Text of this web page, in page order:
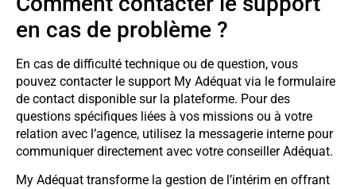
en cas de problème ?
En cas de difficulté technique ou de question, vous
pouvez contacter le support My Adéquat via le formulaire
de contact disponible sur la plateforme. Pour des
questions spécifiques liées à vos missions ou à votre
relation avec l’agence, utilisez la messagerie interne pour
communiquer directement avec votre conseiller Adéquat.
My Adéquat transforme la gestion de l’intérim en offrant